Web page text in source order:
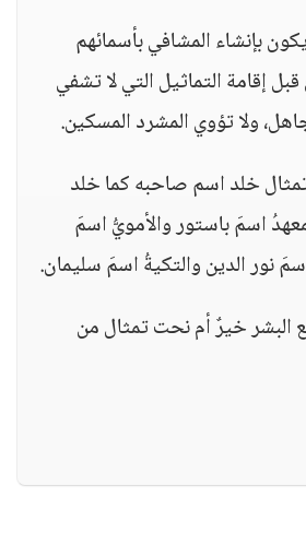
بإنشاء المشافي بأسمائهم
إقامة التماثيل التي لا تشفي
ولا تؤوي المشرد المسكين.
خلد اسم صاحبه كما خلد
اسمَ باستور والأمويُّ اسمَ
نور الدين والتكيةُ اسمَ سليمان.
البشر خيرٌ أم نحت تمثال من